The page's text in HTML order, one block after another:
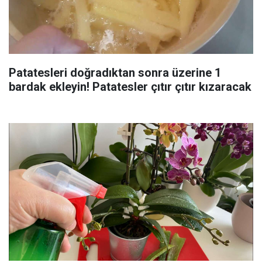
Patatesleri doğradıktan sonra üzerine 1
bardak ekleyin! Patatesler çıtır çıtır kızaracak